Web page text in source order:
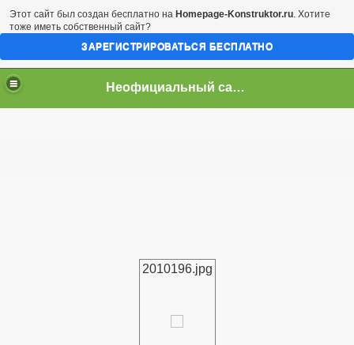
Неофициальный сайт город Арциз
2010196.jpg
Этот сайт был создан бесплатно на Homepage-Konstruktor.ru. Хотите
тоже иметь собственный сайт?
ЗАРЕГИСТРИРОВАТЬСЯ БЕСПЛАТНО